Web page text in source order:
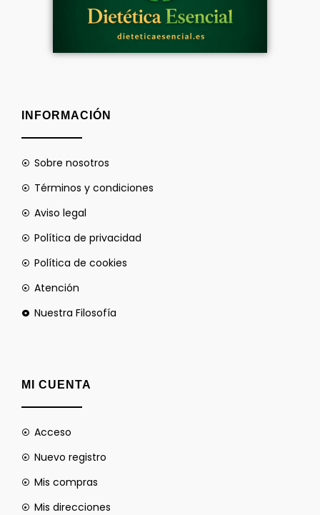
INFORMACIÓN
Sobre nosotros
Términos y condiciones
Aviso legal
Política de privacidad
Política de cookies
Atención
Nuestra Filosofía
MI CUENTA
Acceso
Nuevo registro
Mis compras
Mis direcciones